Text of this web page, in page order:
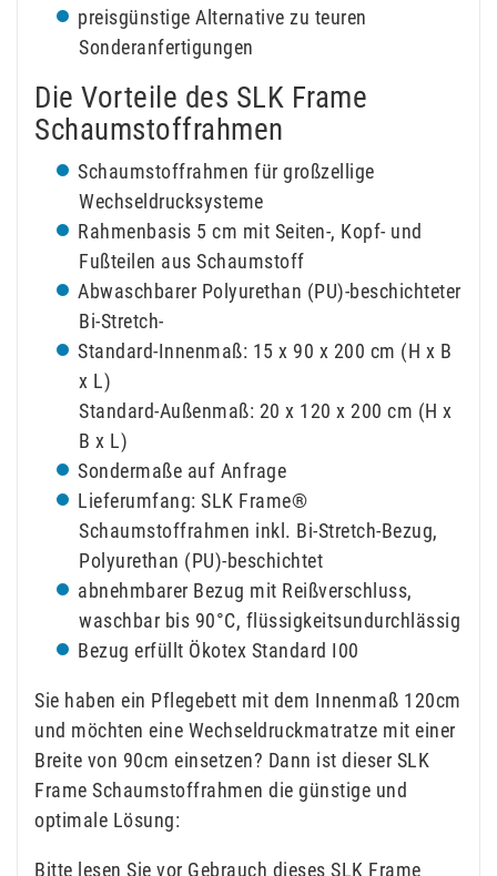
preisgünstige Alternative zu teuren
Sonderanfertigungen
Die Vorteile des SLK Frame
Schaumstoffrahmen
Schaumstoffrahmen für großzellige
Wechseldrucksysteme
Rahmenbasis 5 cm mit Seiten-, Kopf- und
Fußteilen aus Schaumstoff
Abwaschbarer Polyurethan (PU)-beschichteter
Bi-Stretch-
Standard-Innenmaß: 15 x 90 x 200 cm (H x B
x L)
Standard-Außenmaß: 20 x 120 x 200 cm (H x
B x L)
Sondermaße auf Anfrage
Lieferumfang: SLK Frame®
Schaumstoffrahmen inkl. Bi-Stretch-Bezug,
Polyurethan (PU)-beschichtet
abnehmbarer Bezug mit Reißverschluss,
waschbar bis 90°C, flüssigkeitsundurchlässig
Bezug erfüllt Ökotex Standard I00
Sie haben ein Pflegebett mit dem Innenmaß 120cm
und möchten eine Wechseldruckmatratze mit einer
Breite von 90cm einsetzen? Dann ist dieser SLK
Frame Schaumstoffrahmen die günstige und
optimale Lösung:
Bitte lesen Sie vor Gebrauch dieses SLK Frame